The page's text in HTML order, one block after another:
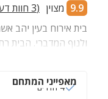
9.9 מצוין (
3 חוות
בית אירוח בעין יהב
ולנוף המדברי. הבית
משפחות וחברים
פסטורלית ומרווחת
מאפייני המתחם
4 חדרים